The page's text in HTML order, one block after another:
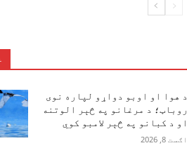
د هوا او اوبو دواړو لپاره نوی
روباټ؛ د مرغانو په څېر الوتنه
او د کبانو په څېر لامبو کوي
اګست 8, 2026